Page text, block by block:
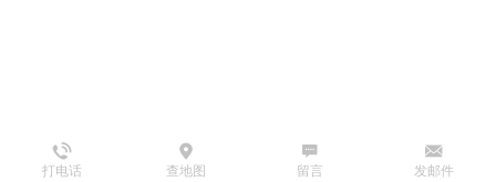
打电话 查地图 发邮件
留言